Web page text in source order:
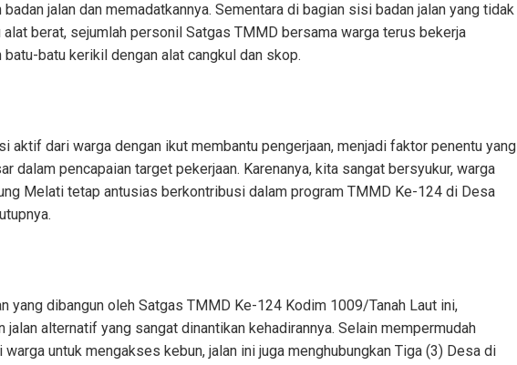
badan jalan dan memadatkannya. Sementara di bagian sisi badan jalan yang tidak
alat berat, sejumlah personil Satgas TMMD bersama warga terus bekerja
batu-batu kerikil dengan alat cangkul dan skop.
aktif dari warga dengan ikut membantu pengerjaan, menjadi faktor penentu yang
dalam pencapaian target pekerjaan. Karenanya, kita sangat bersyukur, warga
Melati tetap antusias berkontribusi dalam program TMMD Ke-124 di Desa
yang dibangun oleh Satgas TMMD Ke-124 Kodim 1009/Tanah Laut ini,
jalan alternatif yang sangat dinantikan kehadirannya. Selain mempermudah
untuk mengakses kebun, jalan ini juga menghubungkan Tiga (3) Desa di